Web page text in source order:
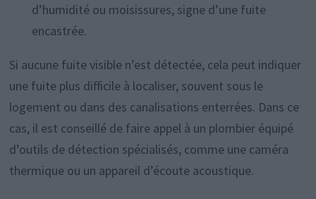
d’humidité ou moisissures, signe d’une fuite
encastrée.
Si aucune fuite visible n’est détectée, cela peut indiquer
une fuite plus difficile à localiser, souvent sous le
logement ou dans des canalisations enterrées. Dans ce
cas, il est conseillé de faire appel à un plombier équipé
d’outils de détection spécialisés, comme une caméra
thermique ou un appareil d’écoute acoustique.